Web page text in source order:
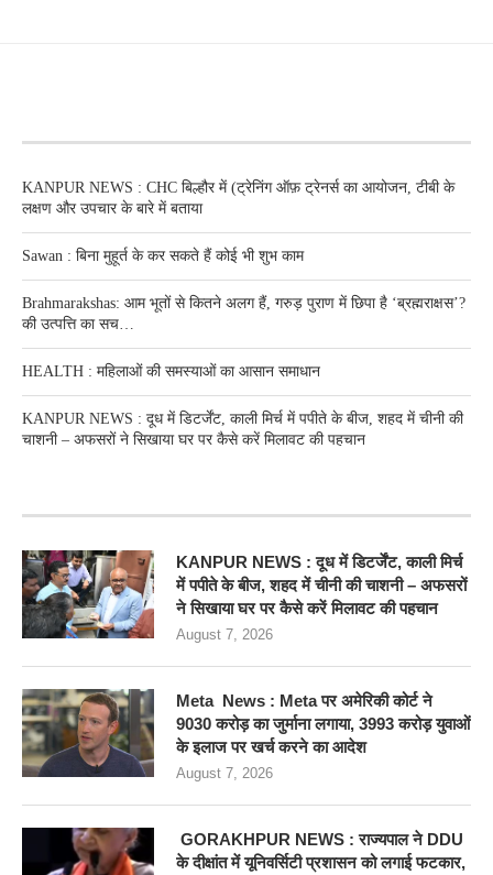
KANPUR NEWS : CHC बिल्हौर में (ट्रेनिंग ऑफ़ ट्रेनर्स का आयोजन, टीबी के
लक्षण और उपचार के बारे में बताया
Sawan : बिना मुहूर्त के कर सकते हैं कोई भी शुभ काम
Brahmarakshas: आम भूतों से कितने अलग हैं, गरुड़ पुराण में छिपा है ‘ब्रह्मराक्षस’?
की उत्पत्ति का सच…
HEALTH : महिलाओं की समस्‍याओं का आसान समाधान
KANPUR NEWS : दूध में डिटर्जेंट, काली मिर्च में पपीते के बीज, शहद में चीनी की
चाशनी – अफसरों ने सिखाया घर पर कैसे करें मिलावट की पहचान
KANPUR NEWS : दूध में डिटर्जेंट, काली मिर्च
में पपीते के बीज, शहद में चीनी की चाशनी – अफसरों
ने सिखाया घर पर कैसे करें मिलावट की पहचान
August 7, 2026
Meta News : Meta पर अमेरिकी कोर्ट ने
9030 करोड़ का जुर्माना लगाया, 3993 करोड़ युवाओं
के इलाज पर खर्च करने का आदेश
August 7, 2026
GORAKHPUR NEWS : राज्यपाल ने DDU
के दीक्षांत में यूनिवर्सिटी प्रशासन को लगाई फटकार,